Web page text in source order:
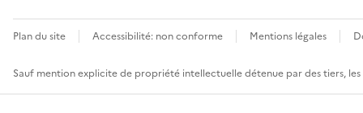
Plan du site Accessibilité: non conforme Mentions légales
Sauf mention explicite de propriété intellectuelle détenue par des tiers,